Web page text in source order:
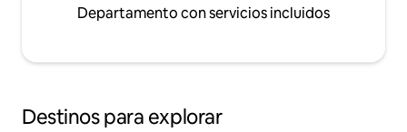
Departamento con servicios incluidos
Destinos para explorar